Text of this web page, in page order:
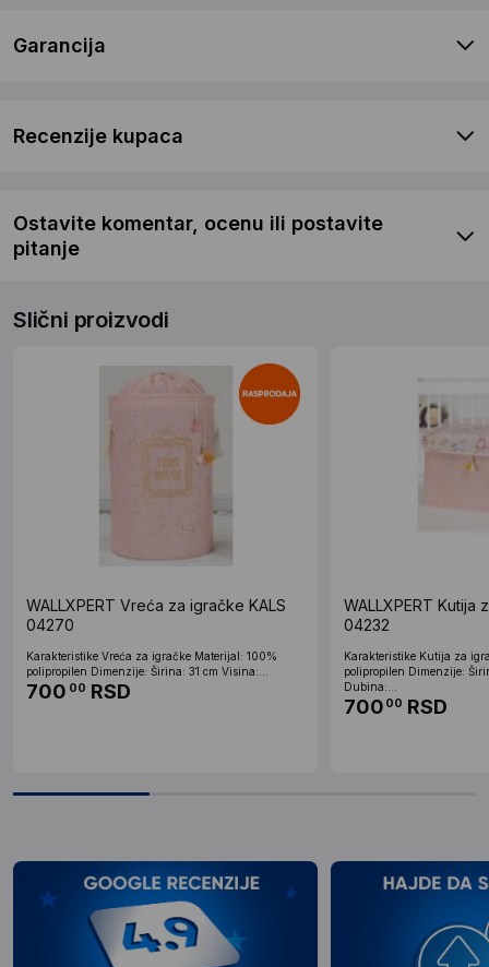
Garancija
Recenzije kupaca
Ostavite komentar, ocenu ili postavite
pitanje
Slični proizvodi
WALLXPERT Vreća za igračke KALS
04270
Karakteristike Vreća za igračke Materijal: 100%
polipropilen Dimenzije: Širina: 31 cm Visina:...
700 00 RSD
WALLXPERT Kutija
04232
Karakteristike Kutija za
polipropilen Dimenzije:
Dubina:...
700 00 RSD